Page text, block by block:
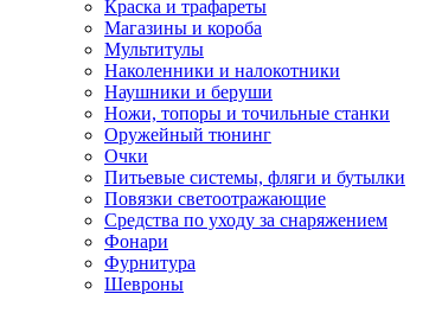
Краска и трафареты
Магазины и короба
Мультитулы
Наколенники и налокотники
Наушники и беруши
Ножи, топоры и точильные станки
Оружейный тюнинг
Очки
Питьевые системы, фляги и бутылки
Повязки светоотражающие
Средства по уходу за снаряжением
Фонари
Фурнитура
Шевроны